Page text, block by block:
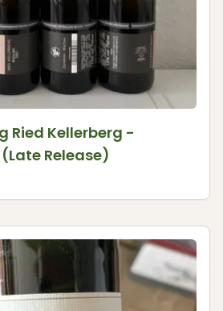
Ried Kellerberg -
Release)